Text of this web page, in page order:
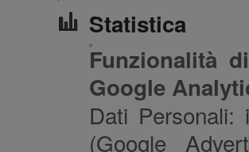
Statistica
Funzionalità
Google
Dati Personali:
(Google